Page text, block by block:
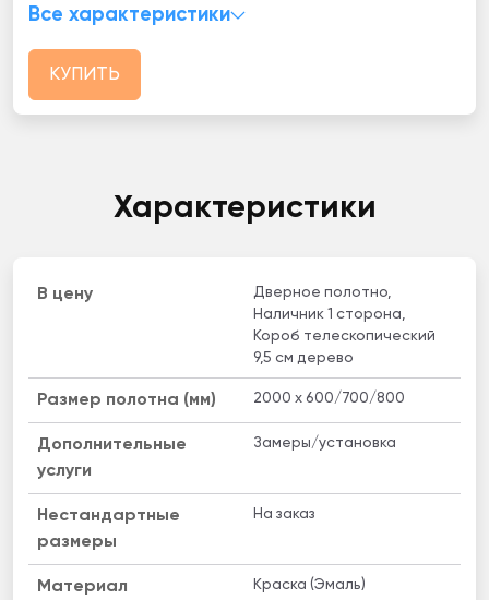
Все характеристики
КУПИТЬ
Характеристики
В цену
Дверное полотно,
Наличник 1 сторона,
Короб телескопический
9,5 см дерево
Размер полотна (мм) 2000 x 600/700/800
Дополнительные
услуги
Замеры/установка
Нестандартные
размеры
На заказ
Материал Краска (Эмаль)